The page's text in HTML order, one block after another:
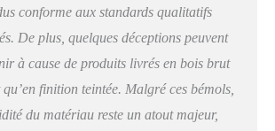
conforme aux standards qualitatifs
De plus, quelques déceptions peuvent
à cause de produits livrés en bois brut
finition teintée. Malgré ces bémols,
du matériau reste un atout majeur,